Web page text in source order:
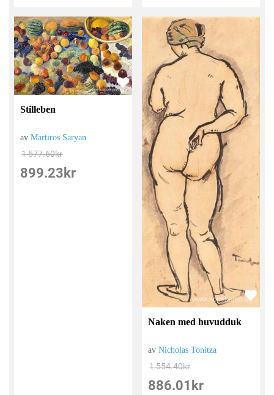
Stilleben
avMartiros Saryan
1 577.60kr
899.23 kr
Naken med huvudduk
avNicholas Tonitza
1 554.40kr
886.01 kr